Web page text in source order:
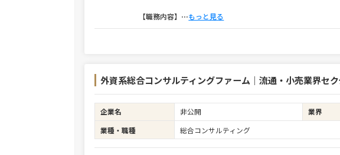
【職務内容】 ⋯もっと見る
外資系総合コンサルティングファーム｜流通・小売業界セ
企業名 非公開 業界
業種・職種
総合コンサルティング